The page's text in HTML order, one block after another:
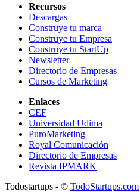
Recursos
Descargas
Construye tu marca
Construye tu Empresa
Construye tu StartUp
Newsletter
Directorio de Empresas
Cursos de Marketing
Enlaces
CEF
Universidad Udima
PuroMarketing
Royal Comunicación
Directorio de Empresas
Revista IPMARK
Todostartups - © TodoStartups.com